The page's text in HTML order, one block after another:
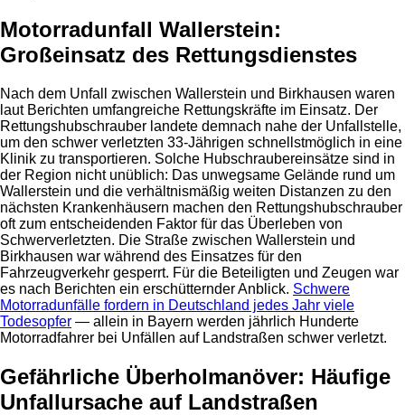
Motorradunfall Wallerstein:
Großeinsatz des Rettungsdienstes
Nach dem Unfall zwischen Wallerstein und Birkhausen waren
laut Berichten umfangreiche Rettungskräfte im Einsatz. Der
Rettungshubschrauber landete demnach nahe der Unfallstelle,
um den schwer verletzten 33-Jährigen schnellstmöglich in eine
Klinik zu transportieren. Solche Hubschraubereinsätze sind in
der Region nicht unüblich: Das unwegsame Gelände rund um
Wallerstein und die verhältnismäßig weiten Distanzen zu den
nächsten Krankenhäusern machen den Rettungshubschrauber
oft zum entscheidenden Faktor für das Überleben von
Schwerverletzten. Die Straße zwischen Wallerstein und
Birkhausen war während des Einsatzes für den
Fahrzeugverkehr gesperrt. Für die Beteiligten und Zeugen war
es nach Berichten ein erschütternder Anblick. Schwere
Motorradunfälle fordern in Deutschland jedes Jahr viele
Todesopfer — allein in Bayern werden jährlich Hunderte
Motorradfahrer bei Unfällen auf Landstraßen schwer verletzt.
Gefährliche Überholmanöver: Häufige
Unfallursache auf Landstraßen